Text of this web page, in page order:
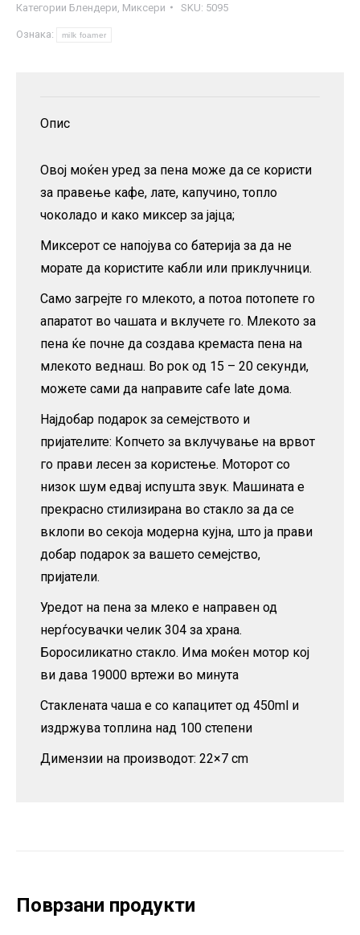
за
кафе
Категории Блендери Миксери SKU: 5095
Ознака: milk foamer
Опис
Овој моќен уред за пена може да се користи
за правење кафе, лате, капучино, топло
чоколадо и како миксер за јајца;
Миксерот се напојува со батерија за да не
морате да користите кабли или приклучници.
Само загрејте го млекото, а потоа потопете го
апаратот во чашата и вклучете го. Млекото за
пена ќе почне да создава кремаста пена на
млекото веднаш. Во рок од 15 – 20 секунди,
можете сами да направите cafe late дома.
Најдобар подарок за семејството и
пријателите: Копчето за вклучување на врвот
го прави лесен за користење. Моторот со
низок шум едвај испушта звук. Машината е
прекрасно стилизирана во стакло за да се
вклопи во секоја модерна кујна, што ја прави
добар подарок за вашето семејство,
пријатели.
Уредот на пена за млеко е направен од
нерѓосувачки челик 304 за храна.
Боросиликатно стакло. Има моќен мотор кој
ви дава 19000 вртежи во минута
Стаклената чаша е со капацитет од 450ml и
издржува топлина над 100 степени
Димензии на производот: 22×7 cm
Поврзани продукти